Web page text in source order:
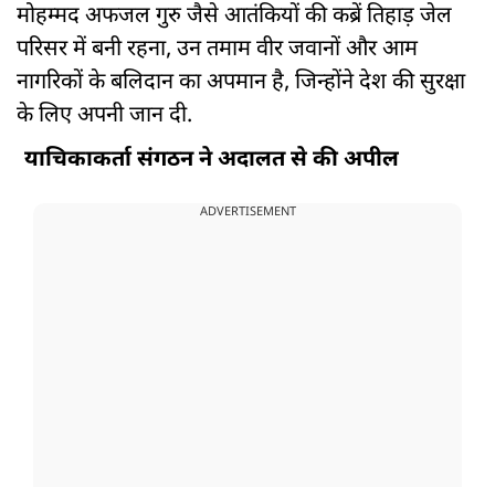
मोहम्मद अफजल गुरु जैसे आतंकियों की कब्रें तिहाड़ जेल
परिसर में बनी रहना, उन तमाम वीर जवानों और आम
नागरिकों के बलिदान का अपमान है, जिन्होंने देश की सुरक्षा
के लिए अपनी जान दी.
याचिकाकर्ता संगठन ने अदालत से की अपील
ADVERTISEMENT